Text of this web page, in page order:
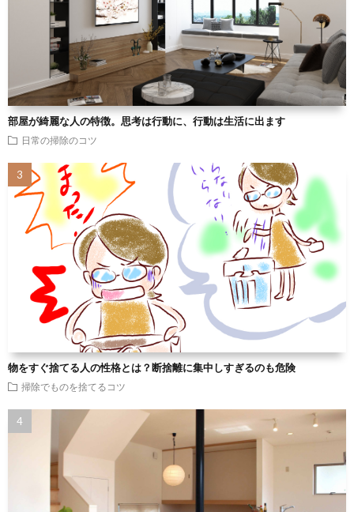
部屋が綺麗な人の特徴。思考は行動に、行動は生活に出ます
日常の掃除のコツ
物をすぐ捨てる人の性格とは？断捨離に集中しすぎるのも危険
掃除でものを捨てるコツ